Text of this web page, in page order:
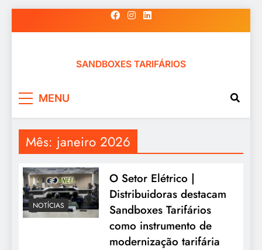
to
SANDBOXES TARIFÁRIOS
MENU
Mês: janeiro 2026
NOTÍCIAS
O Setor Elétrico |
Distribuidoras destacam
Sandboxes Tarifários
como instrumento de
modernização tarifária